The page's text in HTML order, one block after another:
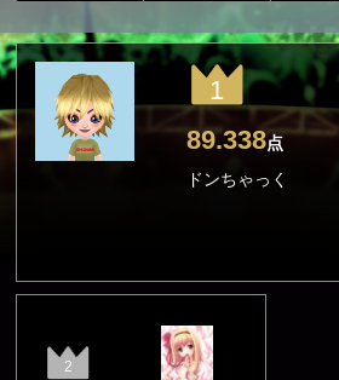
1
89.338点
ドンちゃっく
2